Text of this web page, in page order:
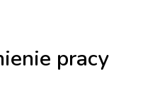
pracy